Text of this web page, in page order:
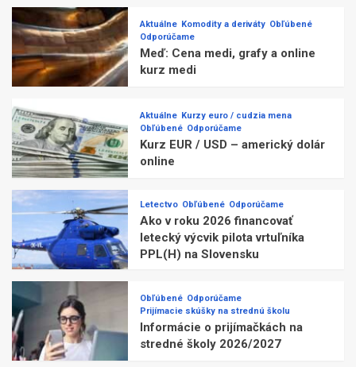
Aktuálne Komodity a deriváty Obľúbené
Odporúčame
Meď: Cena medi, grafy a online
kurz medi
Aktuálne Kurzy euro / cudzia mena
Obľúbené Odporúčame
Kurz EUR / USD – americký dolár
online
Letectvo Obľúbené Odporúčame
Ako v roku 2026 financovať
letecký výcvik pilota vrtuľníka
PPL(H) na Slovensku
Obľúbené Odporúčame
Prijímacie skúšky na strednú školu
Informácie o prijímačkách na
stredné školy 2026/2027